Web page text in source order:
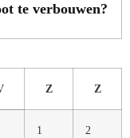
te verbouwen?
Z Z
1 2